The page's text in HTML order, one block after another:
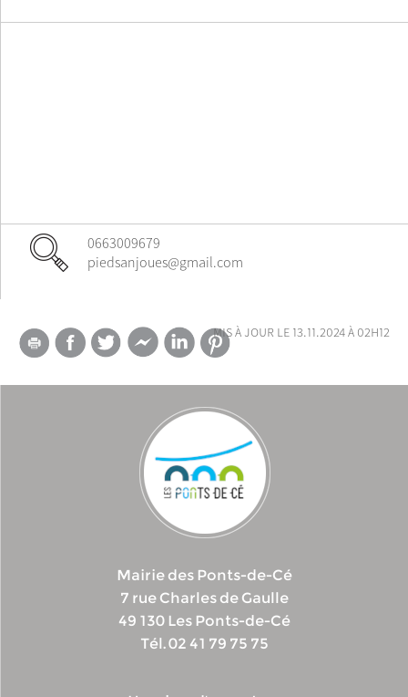
0663009679
piedsanjoues@gmail.com
mis à jour le 13.11.2024 à 02h12
Mairie des Ponts-de-Cé
7 rue Charles de Gaulle
49 130 Les Ponts-de-Cé
Tél. 02 41 79 75 75